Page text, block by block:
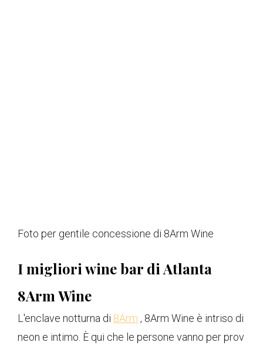
Foto per gentile concessione di 8Arm Wine
I migliori wine bar di Atlanta
8Arm Wine
L'enclave notturna di 8Arm , 8Arm Wine è intriso di
neon e intimo. È qui che le persone vanno per prov